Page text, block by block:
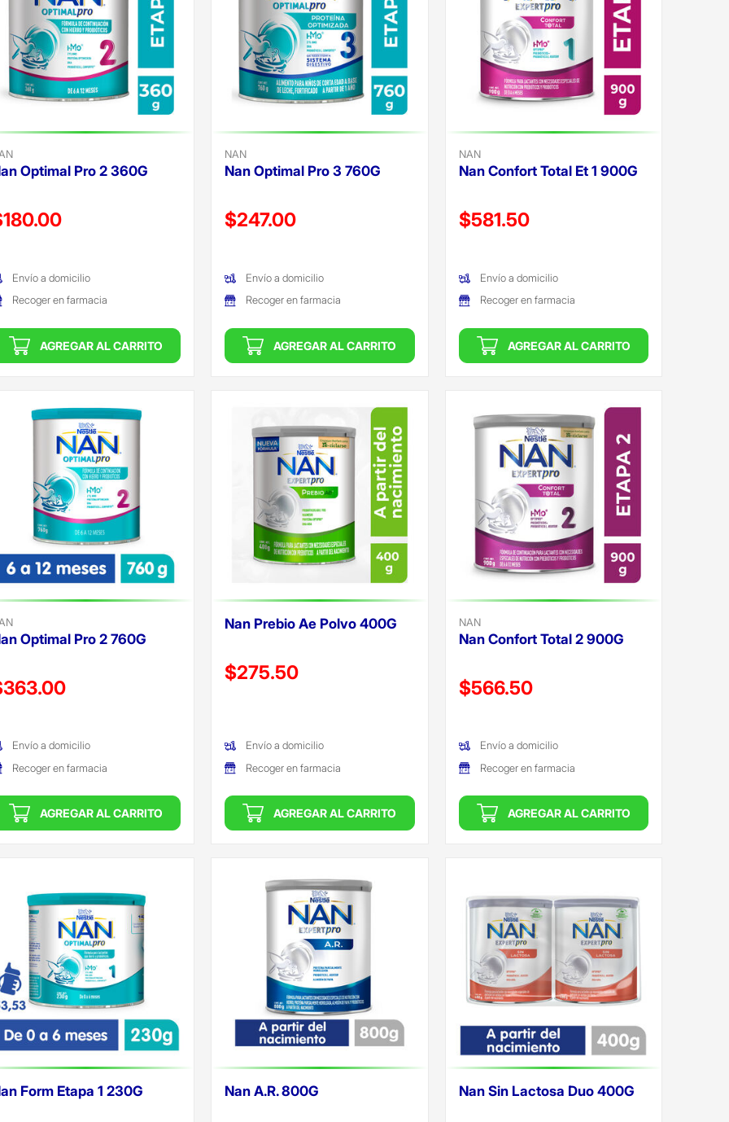
Optimal Pro 2 360G
reducido de
Envío a domicilio
Recoger en farmacia
AGREGAR AL CARRITO
NAN
Nan Optimal Pro 3 760G
Precio reducido de
$247.00
Envío a domicilio
Recoger en farmacia
AGREGAR AL CARRITO
NAN
Nan Confort Total Et 1 900G
Precio reducido de
$581.50
Envío a domicilio
Recoger en farmacia
AGREGAR AL CARRITO
Optimal Pro 2 760G
reducido de
Envío a domicilio
Recoger en farmacia
AGREGAR AL CARRITO
Nan Prebio Ae Polvo 400G
Precio reducido de
$275.50
Envío a domicilio
Recoger en farmacia
AGREGAR AL CARRITO
NAN
Nan Confort Total 2 900G
Precio reducido de
$566.50
Envío a domicilio
Recoger en farmacia
AGREGAR AL CARRITO
Form Etapa 1 230G Nan A.R. 800G Nan Sin Lactosa Duo 400G